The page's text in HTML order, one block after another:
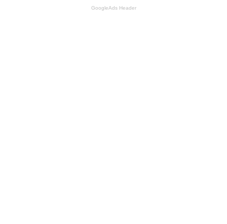
GoogleAds Header